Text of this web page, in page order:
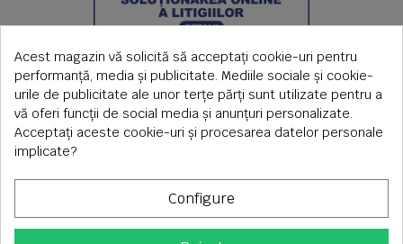
Acest magazin vă solicită să acceptați cookie-uri pentru
performanță, media și publicitate. Mediile sociale și cookie-
urile de publicitate ale unor terțe părți sunt utilizate pentru a
vă oferi funcții de social media și anunțuri personalizate.
Acceptați aceste cookie-uri și procesarea datelor personale
implicate?
Configure